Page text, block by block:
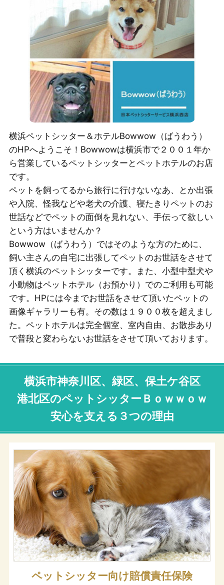
横浜ペットシッター＆ホテルBowwow（ばうわう）
のHPへようこそ！Bowwowは横浜市で２００１年か
ら営業しているペットシッターとペットホテルのお店
です。
ペットを飼ってるから旅行に行けないなあ、とか出張
や入院、怪我などや老犬の介護、寝たきりペットのお
世話などでペットの面倒を見れない、手伝って欲しい
という方はいませんか？
Bowwow（ばうわう）ではそのような方のために、
飼い主さんの自宅に出張してペットのお世話をさせて
頂く横浜のペットシッターです。また、小型中型犬や
小動物はペットホテル（お預かり）でのご利用も可能
です。HPには今までお世話をさせて頂いたペットの
画像ギャラリーも有。その数は１９００枚を超えまし
た。ペットホテルは完全個室、室内自由、お散歩あり
で普段と変わらないお世話をさせて頂いております。
横浜市神奈川区、緑区、保土ケ谷区
港北区のペットシッターＢｏｗｗｏｗ
安心を支える３つの理由
ペットシッター向け賠償責任保険